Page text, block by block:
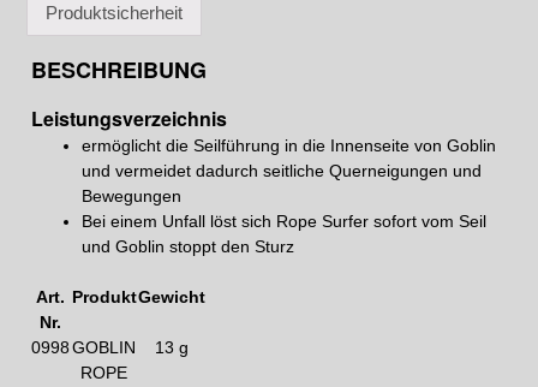
Produktsicherheit
BESCHREIBUNG
Leistungsverzeichnis
ermöglicht die Seilführung in die Innenseite von Goblin
und vermeidet dadurch seitliche Querneigungen und
Bewegungen
Bei einem Unfall löst sich Rope Surfer sofort vom Seil
und Goblin stoppt den Sturz
Art.
Nr.
ProduktGewicht
0998GOBLIN
ROPE
13 g